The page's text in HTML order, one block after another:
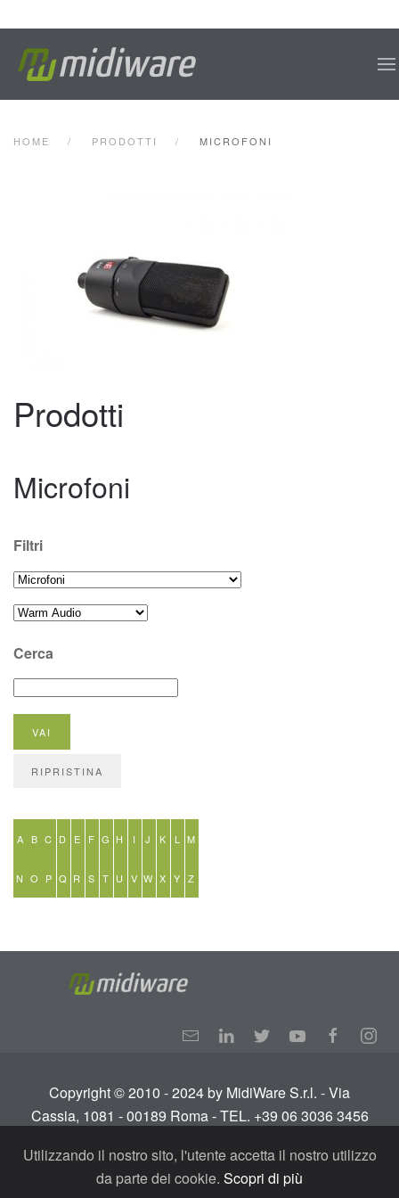
HOME PRODOTTI MICROFONI
Prodotti
Microfoni
Filtri
Cerca
A B C D E F G H I J K L M
N O P Q R S T U V W X Y Z
Copyright © 2010 - 2024 by MidiWare S.r.l. - Via
Cassia, 1081 - 00189 Roma - TEL. +39 06 3036 3456
Tutti i diritti riservati.Termini e condizioni-Privacy
Policy - GDPR
Utilizzando il nostro sito, l'utente accetta il nostro utilizzo
da parte dei cookie. Scopri di più